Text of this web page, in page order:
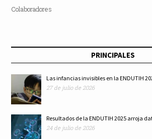
Colaboradores
PRINCIPALES
Las infancias invisibles en la ENDUTIH
27 de julio de 2026
Resultados de la ENDUTIH 2025 arroja
24 de julio de 2026